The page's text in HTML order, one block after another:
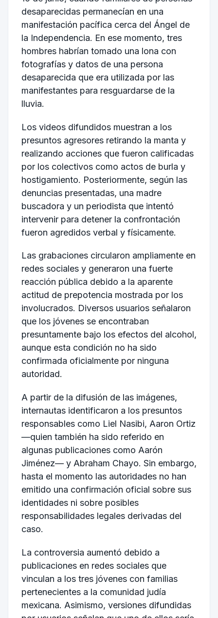
desaparecidas permanecían en una
manifestación pacífica cerca del Ángel de
la Independencia. En ese momento, tres
hombres habrían tomado una lona con
fotografías y datos de una persona
desaparecida que era utilizada por las
manifestantes para resguardarse de la
lluvia.
Los videos difundidos muestran a los
presuntos agresores retirando la manta y
realizando acciones que fueron calificadas
por los colectivos como actos de burla y
hostigamiento. Posteriormente, según las
denuncias presentadas, una madre
buscadora y un periodista que intentó
intervenir para detener la confrontación
fueron agredidos verbal y físicamente.
Las grabaciones circularon ampliamente en
redes sociales y generaron una fuerte
reacción pública debido a la aparente
actitud de prepotencia mostrada por los
involucrados. Diversos usuarios señalaron
que los jóvenes se encontraban
presuntamente bajo los efectos del alcohol,
aunque esta condición no ha sido
confirmada oficialmente por ninguna
autoridad.
A partir de la difusión de las imágenes,
internautas identificaron a los presuntos
responsables como Liel Nasibi, Aaron Ortiz
—quien también ha sido referido en
algunas publicaciones como Aarón
Jiménez— y Abraham Chayo. Sin embargo,
hasta el momento las autoridades no han
emitido una confirmación oficial sobre sus
identidades ni sobre posibles
responsabilidades legales derivadas del
caso.
La controversia aumentó debido a
publicaciones en redes sociales que
vinculan a los tres jóvenes con familias
pertenecientes a la comunidad judía
mexicana. Asimismo, versiones difundidas